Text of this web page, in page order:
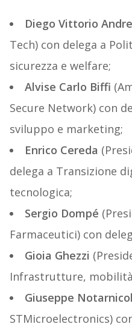
Diego Vittorio
Tech) con delega a
sicurezza e welfare;
Alvise Carlo Biffi
Secure Network) con
sviluppo e marketing;
Enrico Cereda
delega a Transizione
tecnologica;
Sergio Dompé
Farmaceutici) con
Gioia Ghezzi
Infrastrutture,
Giuseppe
STMicroelectronics)